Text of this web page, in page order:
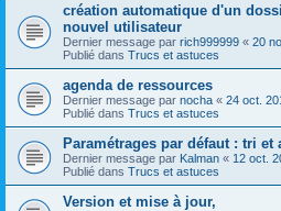
création automatique d'un
nouvel utilisateur
Dernier message par rich999999 « 20
Publié dans Trucs et astuces
agenda de ressources
Dernier message par nocha « 24 oct.
Publié dans Trucs et astuces
Paramétrages par défaut : tri et
Dernier message par Kalman « 12 oct.
Publié dans Trucs et astuces
Version et mise à jour,